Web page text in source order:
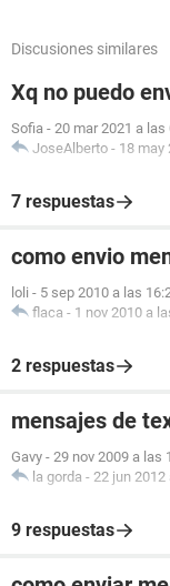
Discusiones similares
Xq no puedo
Sofia - 20 mar 2021 a las
JoseAlberto - 18 may
7 respuestas
como envio
loli - 5 sep 2010 a las
flaca - 1 nov 2010 a
2 respuestas
mensajes de
Gavy - 29 nov 2009 a las
la gorda - 22 jun 2012
9 respuestas